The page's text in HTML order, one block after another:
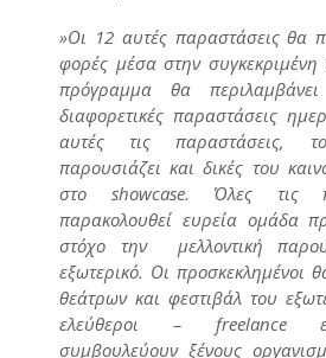
»Οι 12 αυτές παραστάσεις θα
φορές μέσα στην
πρόγραμμα θα
διαφορετικές παραστάσεις
αυτές τις παραστάσεις,
παρουσιάζει και δικές του
στο showcase. Όλες τις
παρακολουθεί ευρεία ομάδα
στόχο την μελλοντική
εξωτερικό. Οι προσκεκλημένοι
θεάτρων και φεστιβάλ του
ελεύθεροι – freelance
συμβουλεύουν ξένους